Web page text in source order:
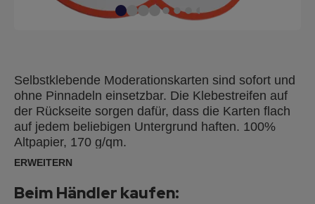
Selbstklebende Moderationskarten sind sofort und
ohne Pinnadeln einsetzbar. Die Klebestreifen auf
der Rückseite sorgen dafür, dass die Karten flach
auf jedem beliebigen Untergrund haften. 100%
Altpapier, 170 g/qm.
ERWEITERN
Beim Händler kaufen: